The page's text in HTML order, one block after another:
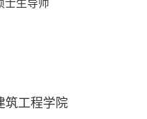
筑工程学院